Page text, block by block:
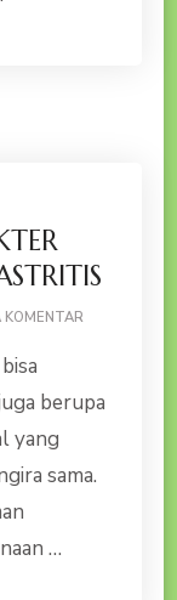
PRIBADI
GASTRITIS
berupa
yang
sama.
…